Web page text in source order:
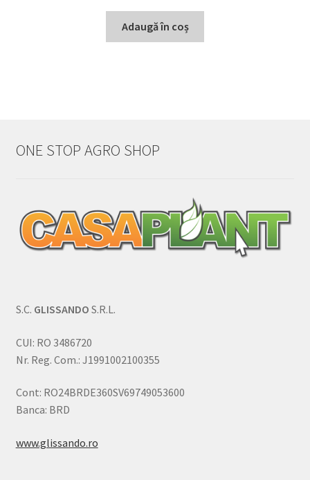
Adaugă în coș
ONE STOP AGRO SHOP
S.C. GLISSANDO S.R.L.
CUI: RO 3486720
Nr. Reg. Com.: J1991002100355
Cont: RO24BRDE360SV69749053600
Banca: BRD
www.glissando.ro